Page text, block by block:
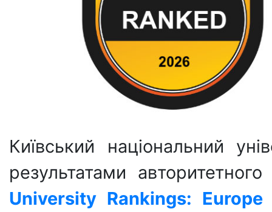
Київський національний
результатами
University Rankings: